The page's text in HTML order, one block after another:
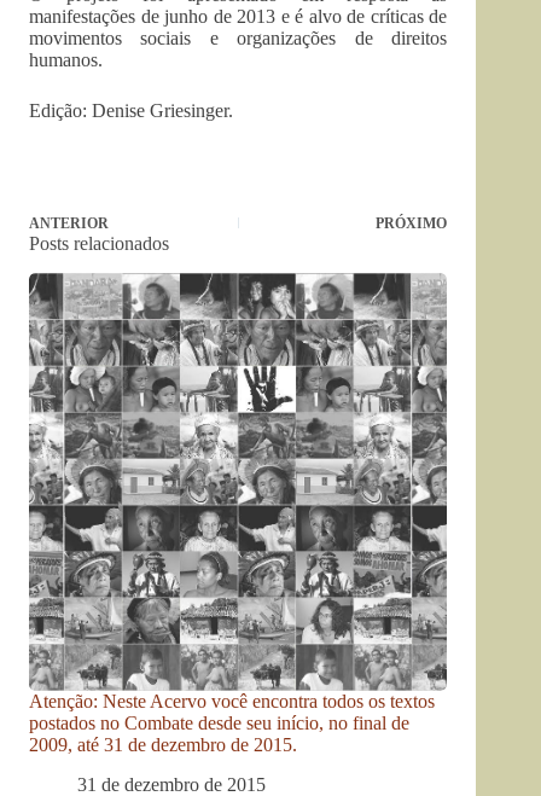
manifestações de junho de 2013 e é alvo de críticas de
movimentos sociais e organizações de direitos
humanos.
Edição: Denise Griesinger.
ANTERIOR PRÓXIMO
Posts relacionados
Atenção: Neste Acervo você encontra todos os textos
postados no Combate desde seu início, no final de
2009, até 31 de dezembro de 2015.
31 de dezembro de 2015